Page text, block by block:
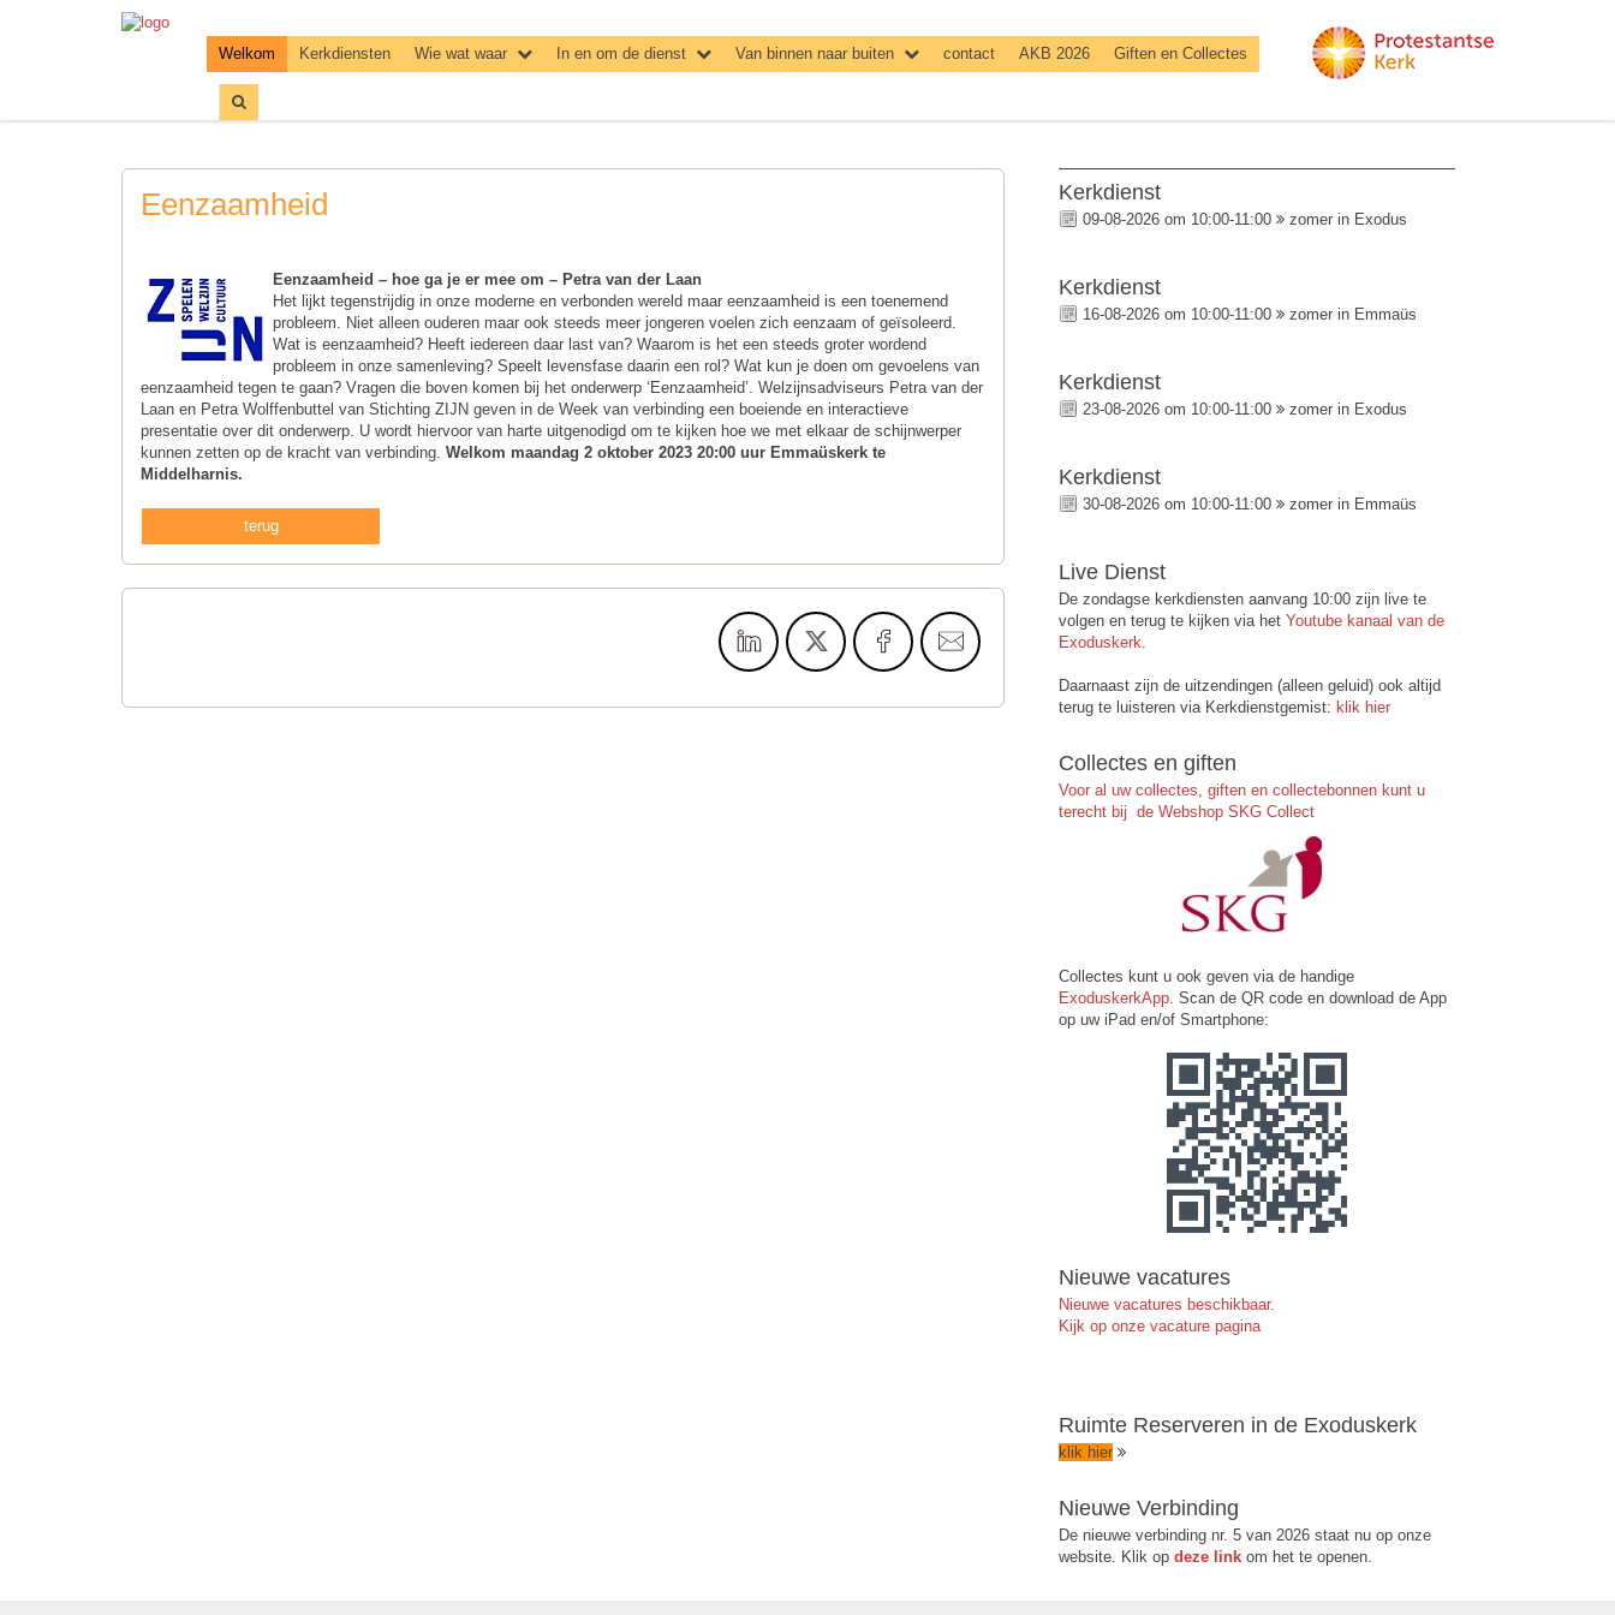
Welkom Kerkdiensten Wie wat waar In en om de dienst Van binnen naar buiten contact AKB 2026 Giften en Collectes
Eenzaamheid
Eenzaamheid – hoe ga je er mee om – Petra van der Laan
Het lijkt tegenstrijdig in onze moderne en verbonden wereld maar eenzaamheid is een toenemend
probleem. Niet alleen ouderen maar ook steeds meer jongeren voelen zich eenzaam of geïsoleerd.
Wat is eenzaamheid? Heeft iedereen daar last van? Waarom is het een steeds groter wordend
probleem in onze samenleving? Speelt levensfase daarin een rol? Wat kun je doen om gevoelens van
eenzaamheid tegen te gaan? Vragen die boven komen bij het onderwerp ‘Eenzaamheid’. Welzijnsadviseurs Petra van der
Laan en Petra Wolffenbuttel van Stichting ZIJN geven in de Week van verbinding een boeiende en interactieve
presentatie over dit onderwerp. U wordt hiervoor van harte uitgenodigd om te kijken hoe we met elkaar de schijnwerper
kunnen zetten op de kracht van verbinding. Welkom maandag 2 oktober 2023 20:00 uur Emmaüskerk te
Middelharnis.
terug
Kerkdienst
09-08-2026 om 10:00-11:00 zomer in Exodus
Kerkdienst
16-08-2026 om 10:00-11:00 zomer in Emmaüs
Kerkdienst
23-08-2026 om 10:00-11:00 zomer in Exodus
Kerkdienst
30-08-2026 om 10:00-11:00 zomer in Emmaüs
Live Dienst
De zondagse kerkdiensten aanvang 10:00 zijn live te
volgen en terug te kijken via hetYoutube kanaal van de
Exoduskerk.
Daarnaast zijn de uitzendingen (alleen geluid) ook altijd
terug te luisteren via Kerkdienstgemist: klik hier
Collectes en giften
Voor al uw collectes, giften en collectebonnen kunt u
terecht bij de Webshop SKG Collect
Collectes kunt u ook geven via de handige
ExoduskerkApp. Scan de QR code en download de App
op uw iPad en/of Smartphone:
Nieuwe vacatures
Nieuwe vacatures beschikbaar.
Kijk op onze vacature pagina
Ruimte Reserveren in de Exoduskerk
klik hier
Nieuwe Verbinding
De nieuwe verbinding nr. 5 van 2026 staat nu op onze
website. Klik opdeze link om het te openen.